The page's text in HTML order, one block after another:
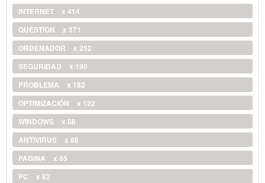
INTERNET
x 414
QUESTION
x 371
ORDENADOR
x 252
SEGURIDAD
x 190
PROBLEMA
x 182
OPTIMIZACIÓN
x 122
WINDOWS
x 88
ANTIVIRUS
x 86
PAGINA
x 85
PC
x 82